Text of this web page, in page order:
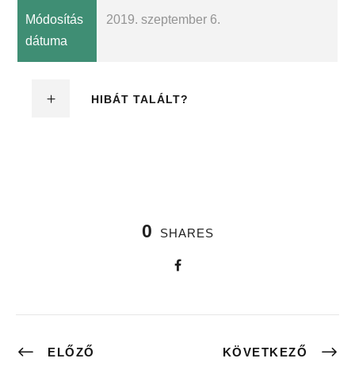
Módosítás
dátuma
2019. szeptember 6.
HIBÁT TALÁLT?
0 SHARES
ELŐZŐ KÖVETKEZŐ